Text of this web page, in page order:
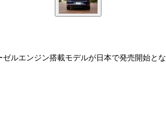
ルエンジン搭載モデルが日本で発売開始とな